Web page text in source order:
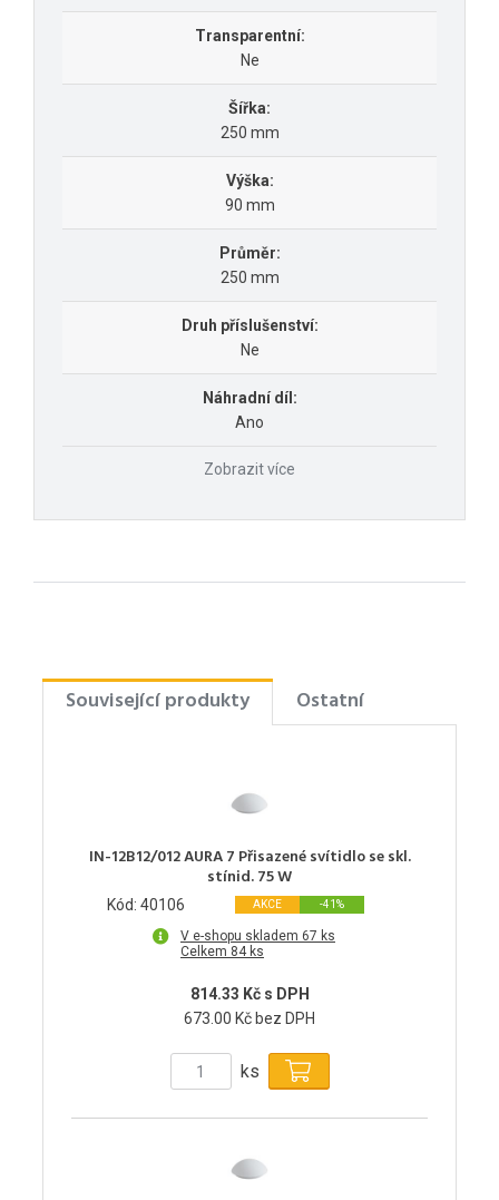
Transparentní:
Ne
Šířka:
250 mm
Výška:
90 mm
Průměr:
250 mm
Druh příslušenství:
Ne
Náhradní díl:
Ano
Zobrazit více
Související produkty Ostatní
IN-12B12/012 AURA 7 Přisazené svítidlo se skl.
stínid. 75 W
Kód: 40106 AKCE -41%
V e-shopu skladem 67 ks
Celkem 84 ks
814.33 Kč s DPH
673.00 Kč bez DPH
ks